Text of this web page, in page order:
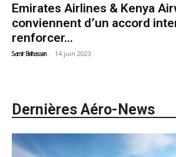
Emirates Airlines & Kenya
conviennent d’un accord
renforcer...
Samir Belhassen - 14 juin 2023
Dernières Aéro-News